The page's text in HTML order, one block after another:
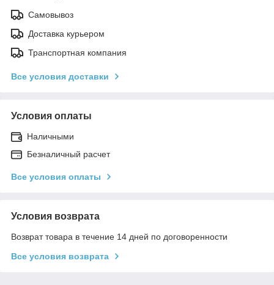
Самовывоз
Доставка курьером
Транспортная компания
Все условия доставки
Условия оплаты
Наличными
Безналичный расчет
Все условия оплаты
Условия возврата
Возврат товара в течение 14 дней по договоренности
Все условия возврата